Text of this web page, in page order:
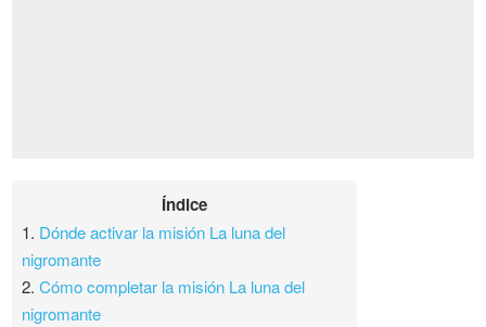
Índice
1. Dónde activar la misión La luna del
nigromante
2.Cómo completar la misión La luna del
nigromante